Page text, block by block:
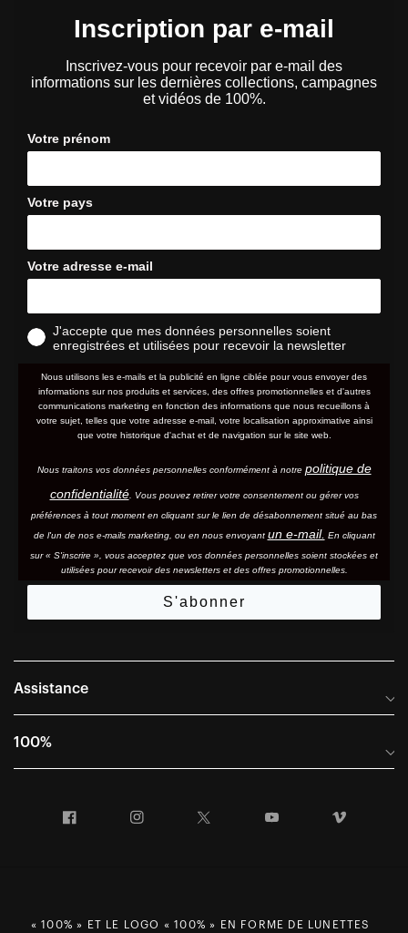
Inscription par e-mail
Inscrivez-vous pour recevoir par e-mail des
informations sur les dernières collections, campagnes
et vidéos de 100%.
Votre prénom
Votre pays
Votre adresse e-mail
J'accepte que mes données personnelles soient
enregistrées et utilisées pour recevoir la newsletter
Nous utilisons les e-mails et la publicité en ligne ciblée pour vous envoyer des
informations sur nos produits et services, des offres promotionnelles et d'autres
communications marketing en fonction des informations que nous recueillons à
votre sujet, telles que votre adresse e-mail, votre localisation approximative ainsi
que votre historique d'achat et de navigation sur le site web.
Nous traitons vos données personnelles conformément à notre politique de
confidentialité. Vous pouvez retirer votre consentement ou gérer vos
préférences à tout moment en cliquant sur le lien de désabonnement situé au bas
de l'un de nos e-mails marketing, ou en nous envoyant un e-mail. En cliquant
sur « S'inscrire », vous acceptez que vos données personnelles soient stockées et
utilisées pour recevoir des newsletters et des offres promotionnelles.
S'abonner
Assistance
Foire aux questions
Conditions générales de vente
100%
Informations sur l'entreprise
du RGPD
Facebook Instagram YouTube
« 100% » ET LE LOGO « 100% » EN FORME DE LUNETTES